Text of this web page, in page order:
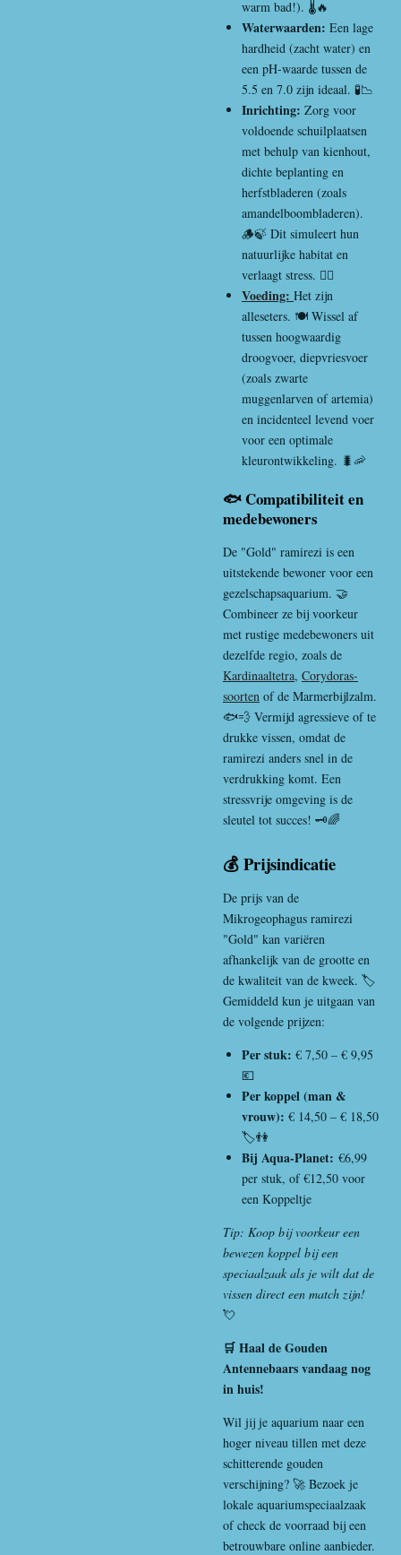
warm bad!). 🌡️🔥
Waterwaarden: Een lage
hardheid (zacht water) en
een pH-waarde tussen de
5.5 en 7.0 zijn ideaal. 🧪📉
Inrichting: Zorg voor
voldoende schuilplaatsen
met behulp van kienhout,
dichte beplanting en
herfstbladeren (zoals
amandelboombladeren).
🪵🍃 Dit simuleert hun
natuurlijke habitat en
verlaagt stress. 🧘‍♂️
Voeding: Het zijn
alleseters. 🍽️ Wissel af
tussen hoogwaardig
droogvoer, diepvriesvoer
(zoals zwarte
muggenlarven of artemia)
en incidenteel levend voer
voor een optimale
kleurontwikkeling. 🐛🦐
🐟 Compatibiliteit en
medebewoners
De "Gold" ramirezi is een
uitstekende bewoner voor een
gezelschapsaquarium. 🤝
Combineer ze bij voorkeur
met rustige medebewoners uit
dezelfde regio, zoals de
Kardinaaltetra, Corydoras-
soorten of de Marmerbijlzalm.
🐟💨 Vermijd agressieve of te
drukke vissen, omdat de
ramirezi anders snel in de
verdrukking komt. Een
stressvrije omgeving is de
sleutel tot succes! 🗝️🌈
💰 Prijsindicatie
De prijs van de
Mikrogeophagus ramirezi
"Gold" kan variëren
afhankelijk van de grootte en
de kwaliteit van de kweek. 🏷️
Gemiddeld kun je uitgaan van
de volgende prijzen:
Per stuk: € 7,50 – € 9,95
💶
Per koppel (man &
vrouw): € 14,50 – € 18,50
🏷️👫
Bij Aqua-Planet: €6,99
per stuk, of €12,50 voor
een Koppeltje
Tip: Koop bij voorkeur een
bewezen koppel bij een
speciaalzaak als je wilt dat de
vissen direct een match zijn!
💘
🛒 Haal de Gouden
Antennebaars vandaag nog
in huis!
Wil jij je aquarium naar een
hoger niveau tillen met deze
schitterende gouden
verschijning? 🚀 Bezoek je
lokale aquariumspeciaalzaak
of check de voorraad bij een
betrouwbare online aanbieder.